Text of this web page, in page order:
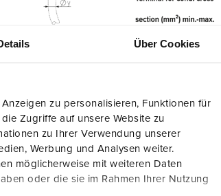
Über Cookies
zu personalisieren, Funktionen für
Zugriffe auf unsere Website zu
zu Ihrer Verwendung unserer
Werbung und Analysen weiter.
möglicherweise mit weiteren Daten
oder die sie im Rahmen Ihrer Nutzung